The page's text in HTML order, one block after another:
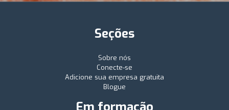
Seções
Sobre nós
Conecte-se
Adicione sua empresa gratuita
Blogue
Em formação